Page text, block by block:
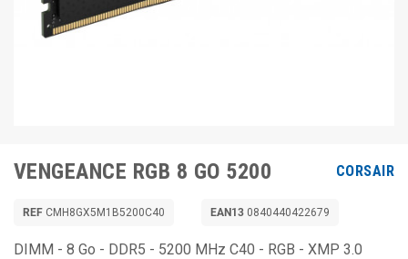
VENGEANCE RGB 8 GO 5200 CORSAIR
REF CMH8GX5M1B5200C40 EAN13 0840440422679
DIMM - 8 Go - DDR5 - 5200 MHz C40 - RGB - XMP 3.0